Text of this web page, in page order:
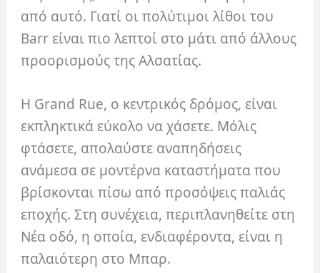
από αυτό. Γιατί οι πολύτιμοι λίθοι του
Barr είναι πιο λεπτοί στο μάτι από άλλους
προορισμούς της Αλσατίας.
Η Grand Rue, ο κεντρικός δρόμος, είναι
εκπληκτικά εύκολο να χάσετε. Μόλις
φτάσετε, απολαύστε αναπηδήσεις
ανάμεσα σε μοντέρνα καταστήματα που
βρίσκονται πίσω από προσόψεις παλιάς
εποχής. Στη συνέχεια, περιπλανηθείτε στη
Νέα οδό, η οποία, ενδιαφέροντα, είναι η
παλαιότερη στο Μπαρ.